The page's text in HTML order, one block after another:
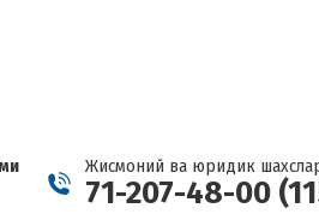
Жисмоний ва юридик
71-207-48-00